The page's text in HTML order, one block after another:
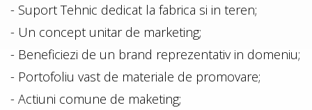
- Suport Tehnic dedicat la fabrica si in teren;
- Un concept unitar de marketing;
- Beneficiezi de un brand reprezentativ in domeniu;
- Portofoliu vast de materiale de promovare;
- Actiuni comune de maketing;